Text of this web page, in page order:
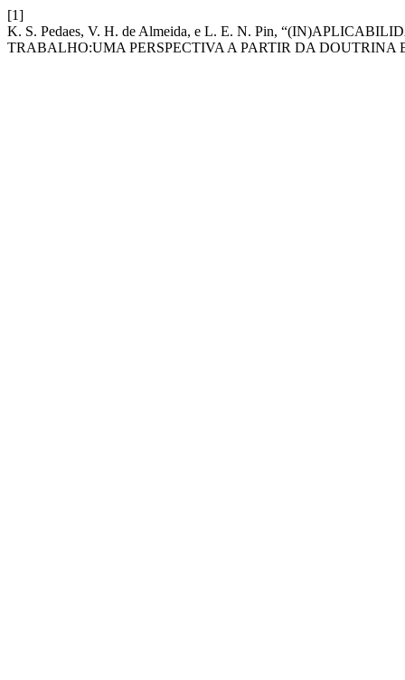
[1]
K. S. Pedaes, V. H. de Almeida, e L. E. N. Pin,
TRABALHO:UMA PERSPECTIVA A PARTIR DA DOUTRINA